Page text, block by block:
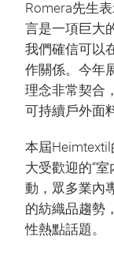
Romera先生
言是一項巨大
我們確信可以
作關係。今年
理念非常契合
可持續戶外面
本屆
大受歡迎的“
動，眾多業內
的紡織品趨勢
性熱點話題。